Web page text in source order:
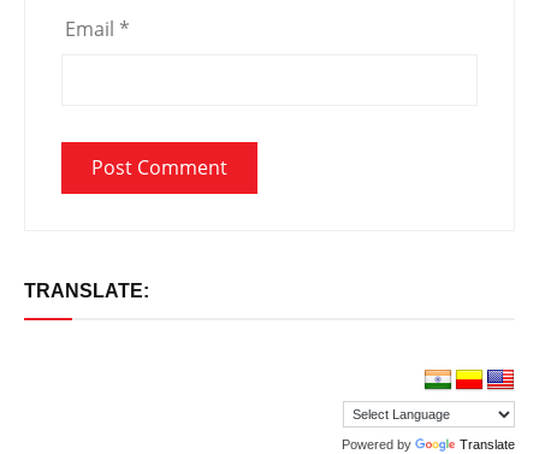
Email *
TRANSLATE:
Powered by Translate